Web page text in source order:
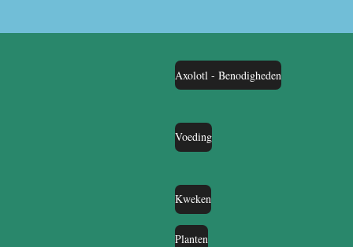
Axolotl - Benodigheden
Voeding
Kweken
Planten